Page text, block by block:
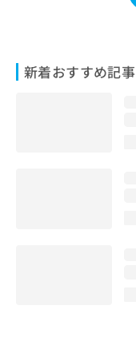
新着おすすめ記事
わ